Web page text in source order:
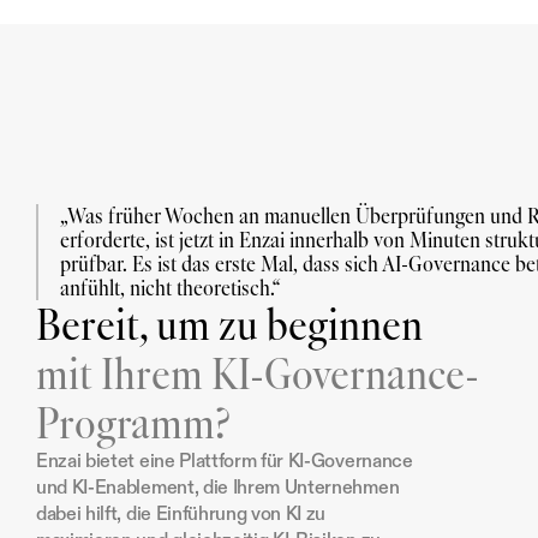
„Was früher Wochen an manuellen Überprüfungen und
erforderte, ist jetzt in Enzai innerhalb von Minuten
prüfbar. Es ist das erste Mal, dass sich AI-Governance
anfühlt, nicht theoretisch.“
Bereit, um zu beginnen
mit Ihrem KI-Governance-
Programm?
Enzai bietet eine Plattform für KI-Governance
und KI-Enablement, die Ihrem Unternehmen
dabei hilft, die Einführung von KI zu